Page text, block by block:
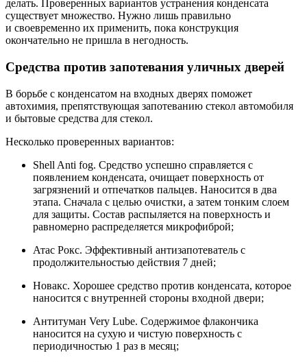
делать. Проверенных вариантов устранения конденсата
существует множество. Нужно лишь правильно
и своевременно их применить, пока конструкция
окончательно не пришла в негодность.
Средства против запотевания уличных дверей
В борьбе с конденсатом на входных дверях поможет
автохимия, препятствующая запотеванию стекол автомобиля
и бытовые средства для стекол.
Несколько проверенных вариантов:
Shell Anti fog. Средство успешно справляется с
появлением конденсата, очищает поверхность от
загрязнений и отпечатков пальцев. Наносится в два
этапа. Сначала с целью очистки, а затем тонким слоем
для защиты. Состав распыляется на поверхность и
равномерно распределяется микрофиброй;
Атас Рокс. Эффективный антизапотеватель с
продолжительностью действия 7 дней;
Новакс. Хорошее средство против конденсата, которое
наносится с внутренней стороны входной двери;
Антитуман Very Lube. Содержимое флакончика
наносится на сухую и чистую поверхность с
периодичностью 1 раз в месяц;